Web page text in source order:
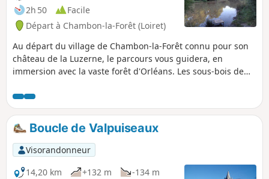
2h 50
Facile
Départ à Chambon-la-Forêt (Loiret)
Au départ du village de Chambon-la-Forêt connu pour son
château de la Luzerne, le parcours vous guidera, en
immersion avec la vaste forêt d'Orléans. Les sous-bois de
sauvages dans la quiétude de la forêt domaniale.
Boucle de Valpuiseaux
Visorandonneur
14,20 km
+132 m
-134 m